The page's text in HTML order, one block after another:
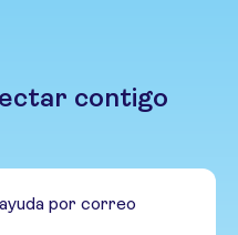
contigo
por correo